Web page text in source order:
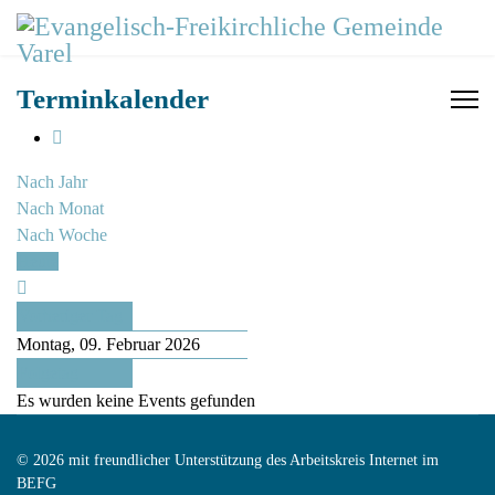
Terminkalender
Nach Jahr
Nach Monat
Nach Woche
Montag, 09. Februar 2026
Es wurden keine Events gefunden
© 2026 mit freundlicher Unterstützung des Arbeitskreis Internet im
BEFG